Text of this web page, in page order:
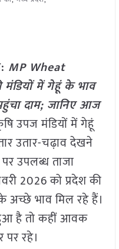
MP Wheat
में गेहूं के भाव
दाम; जानिए आज
उपज मंडियों में गेहूं
उतार-चढ़ाव देखने
उपलब्ध ताजा
2026 को प्रदेश की
अच्छे भाव मिल रहे हैं।
हुआ है तो कहीं आवक
पर रहे।